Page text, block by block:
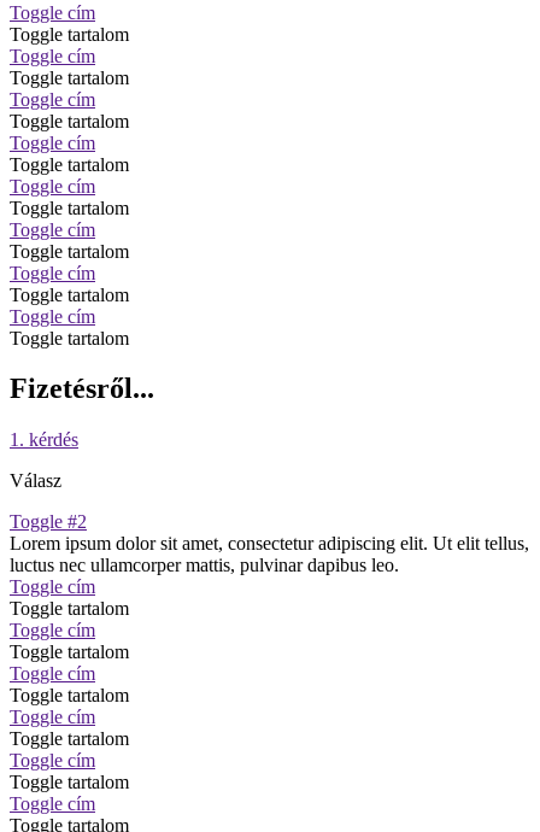
Toggle cím
Toggle tartalom
Toggle cím
Toggle tartalom
Toggle cím
Toggle tartalom
Toggle cím
Toggle tartalom
Toggle cím
Toggle tartalom
Toggle cím
Toggle tartalom
Toggle cím
Toggle tartalom
Toggle cím
Toggle tartalom
Fizetésről...
1. kérdés
Válasz
Toggle #2
Lorem ipsum dolor sit amet, consectetur adipiscing elit. Ut elit tellus,
luctus nec ullamcorper mattis, pulvinar dapibus leo.
Toggle cím
Toggle tartalom
Toggle cím
Toggle tartalom
Toggle cím
Toggle tartalom
Toggle cím
Toggle tartalom
Toggle cím
Toggle tartalom
Toggle cím
Toggle tartalom